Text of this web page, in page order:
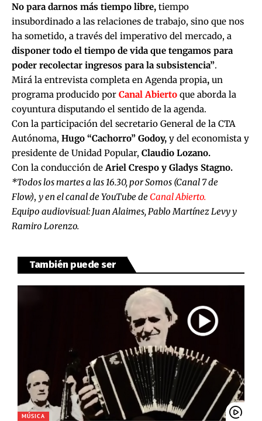
No para darnos más tiempo libre, tiempo
insubordinado a las relaciones de trabajo, sino que nos
ha sometido, a través del imperativo del mercado, a
disponer todo el tiempo de vida que tengamos para
poder recolectar ingresos para la subsistencia”.
Mirá la entrevista completa en Agenda propia, un
programa producido por Canal Abierto que aborda la
coyuntura disputando el sentido de la agenda.
Con la participación del secretario General de la CTA
Autónoma, Hugo “Cachorro” Godoy, y del economista y
presidente de Unidad Popular, Claudio Lozano.
Con la conducción de Ariel Crespo y Gladys Stagno.
*Todos los martes a las 16.30, por Somos (Canal 7 de
Flow), y en el canal de YouTube de Canal Abierto.
Equipo audiovisual: Juan Alaimes, Pablo Martínez Levy y
Ramiro Lorenzo.
También puede ser
MÚSICA